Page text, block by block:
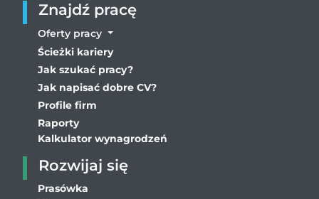
Znajdź pracę
Oferty pracy
Ścieżki kariery
Jak szukać pracy?
Jak napisać dobre CV?
Profile firm
Raporty
Kalkulator wynagrodzeń
Rozwijaj się
Prasówka